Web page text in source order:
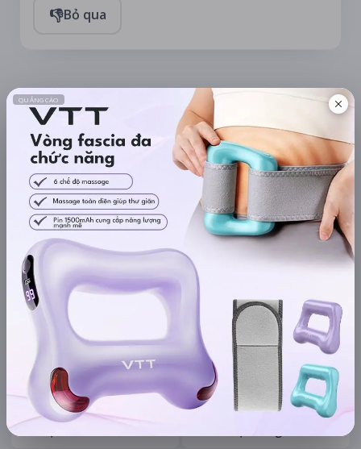
👎Bỏ qua
Quạt mini GOOJODOQ 4000
mAh di động
Khuyến mãi + free ship
Xem khuyến mãi
Chi tiết
LỊCH CHIẾU BÌNH LUẬN ĐÁNH GIÁ TIN TỨC
KHU VỰC HỆ THỐNG RẠP